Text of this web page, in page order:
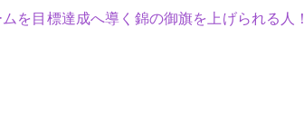
を目標達成へ導く錦の御旗を上げられる人！